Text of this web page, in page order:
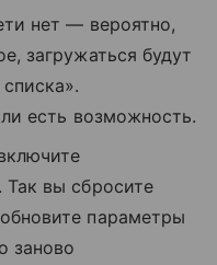
нет — вероятно,
загружаться будут
есть возможность.
вы сбросите
параметры
заново